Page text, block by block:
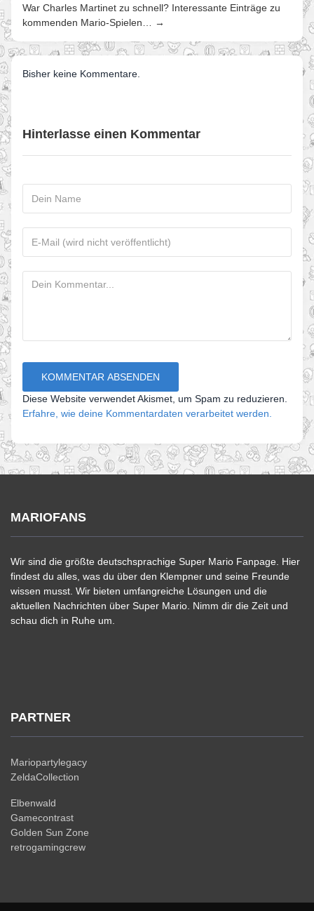
War Charles Martinet zu schnell? Interessante Einträge zu
kommenden Mario-Spielen… →
Bisher keine Kommentare.
Hinterlasse einen Kommentar
Diese Website verwendet Akismet, um Spam zu reduzieren.
Erfahre, wie deine Kommentardaten verarbeitet werden.
MARIOFANS
Wir sind die größte deutschsprachige Super Mario Fanpage. Hier
findest du alles, was du über den Klempner und seine Freunde
wissen musst. Wir bieten umfangreiche Lösungen und die
aktuellen Nachrichten über Super Mario. Nimm dir die Zeit und
schau dich in Ruhe um.
PARTNER
Mariopartylegacy
ZeldaCollection
Elbenwald
Gamecontrast
Golden Sun Zone
retrogamingcrew